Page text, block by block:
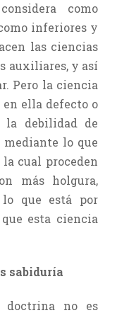
como
inferiores y
las ciencias
auxiliares, y así
Pero la ciencia
en ella defecto o
la debilidad de
lo que
cual proceden
más holgura,
que está por
esta ciencia
sabiduría
doctrina no es